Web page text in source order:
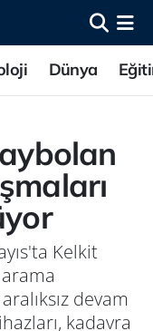
Dünya
Kelkit
devam
kadavra